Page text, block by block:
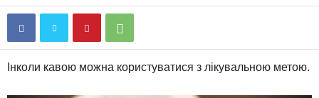
Інколи кавою можна користуватися з лікувальною метою.